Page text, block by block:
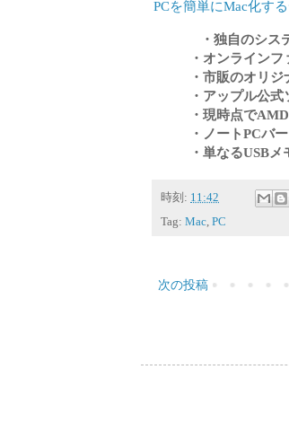
PCを簡単にMac化す
・独自のシス
・オンライン
・市販のオリ
・アップル公
・現時点で
・ノートPCバ
・単なるUSB
時刻: 11:42
Tag: Mac, PC
次の投稿